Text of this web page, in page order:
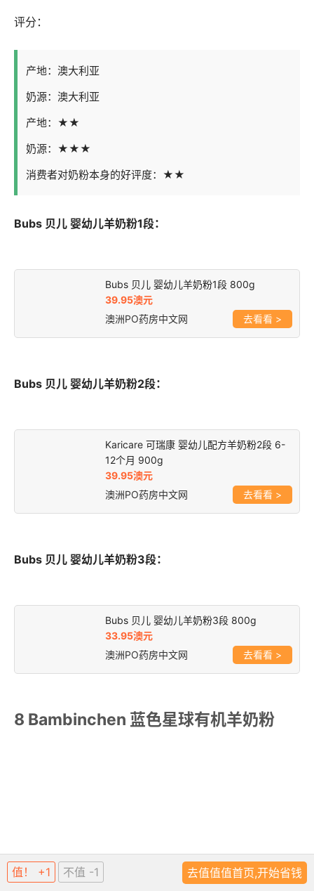
评分：
产地：澳大利亚
奶源：澳大利亚
产地：★★
奶源：★★★
消费者对奶粉本身的好评度：★★
Bubs 贝儿 婴幼儿羊奶粉1段：
Bubs 贝儿 婴幼儿羊奶粉1段 800g
39.95澳元
澳洲PO药房中文网
>
Bubs 贝儿 婴幼儿羊奶粉2段：
Karicare 可瑞康 婴幼儿配方羊奶粉2段 6-
12个月 900g
39.95澳元
澳洲PO药房中文网
>
Bubs 贝儿 婴幼儿羊奶粉3段：
Bubs 贝儿 婴幼儿羊奶粉3段 800g
33.95澳元
澳洲PO药房中文网
>
8 Bambinchen 蓝色星球有机羊奶粉
值！ +1 不值 -1 去值值值首页,开始省钱